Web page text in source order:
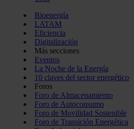
Bioenergía
LATAM
Eficiencia
Digitalización
Más secciones
Eventos
La Noche de la Energía
10 claves del sector energético
Foros
Foro de Almacenamiento
Foro de Autoconsumo
Foro de Movilidad Sostenible
Foro de Transición Energética